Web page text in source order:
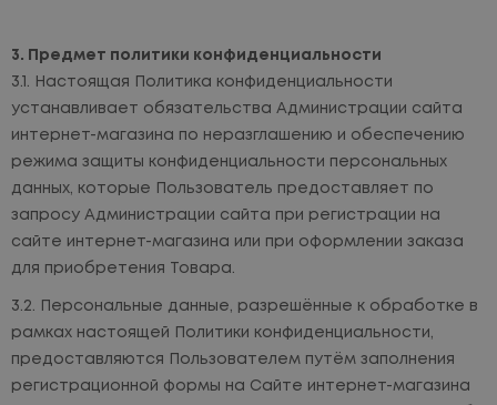
Предмет политики конфиденциальности
Настоящая Политика конфиденциальности
устанавливает обязательства Администрации сайта
интернет-магазина по неразглашению и обеспечению
режима защиты конфиденциальности персональных
данных, которые Пользователь предоставляет по
запросу Администрации сайта при регистрации на
сайте интернет-магазина или при оформлении заказа
для приобретения Товара.
Персональные данные, разрешённые к обработке в
рамках настоящей Политики конфиденциальности,
предоставляются Пользователем путём заполнения
регистрационной формы на Сайте интернет-магазина